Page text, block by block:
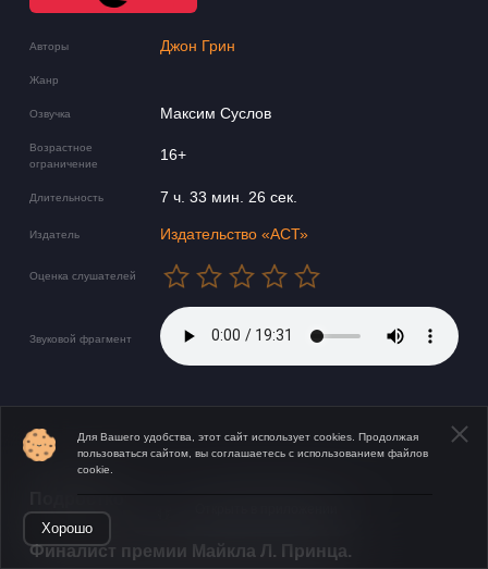
Авторы Джон Грин
Жанр
Озвучка Максим Суслов
Возрастное
ограничение
16+
Длительность 7 ч. 33 мин. 26 сек.
Издатель Издательство «АСТ»
Оценка слушателей
Звуковой фрагмент
​Финалист премии Майкла Л. Принца.
Для Вашего удобства, этот сайт использует cookies. Продолжая
пользоваться сайтом, вы соглашаетесь с использованием файлов
cookie.
Хорошо